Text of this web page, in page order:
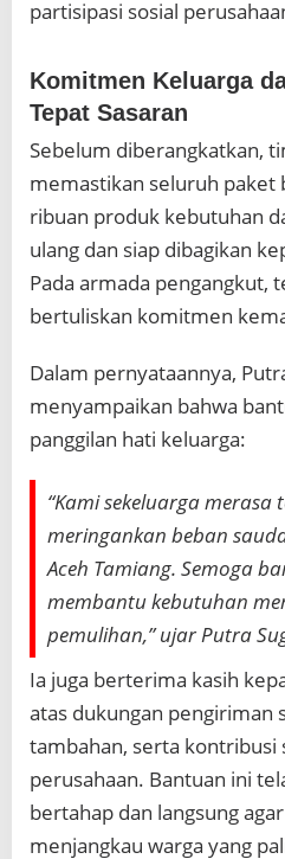
partisipasi sosial
Komitmen Keluarga
Tepat Sasaran
Sebelum diberangkatkan,
memastikan seluruh
ribuan produk kebutuhan
ulang dan siap dibagikan
Pada armada pengangkut,
bertuliskan komitmen
Dalam pernyataannya,
menyampaikan bahwa
panggilan hati keluarga:
“Kami sekeluarga
meringankan beban
Aceh Tamiang. Semoga
membantu kebutuhan
pemulihan,” ujar Putra
Ia juga berterima kasih
atas dukungan pengiriman
tambahan, serta kontribusi
perusahaan. Bantuan ini
bertahap dan langsung
menjangkau warga yang